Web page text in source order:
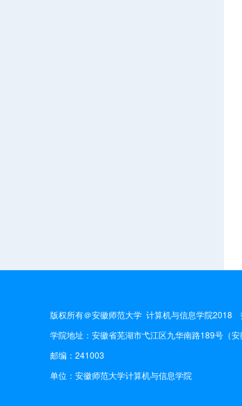
版权所有＠安徽师范大学 计算机与信息学院2018
学院地址：安徽省芜湖市弋江区九华南路189号（
邮编：241003
单位：安徽师范大学计算机与信息学院